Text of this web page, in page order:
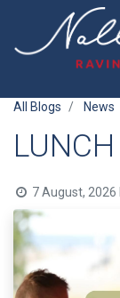
All Blogs News
LUNCH
7 August, 2026